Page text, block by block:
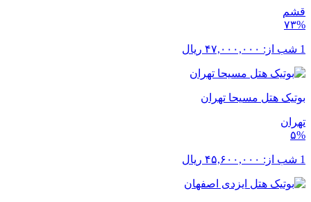
قشم
۷۳%
1 شب از: ۴۷,۰۰۰,۰۰۰ ریال
بوتیک هتل مسیحا تهران
تهران
۵%
1 شب از: ۴۵,۶۰۰,۰۰۰ ریال